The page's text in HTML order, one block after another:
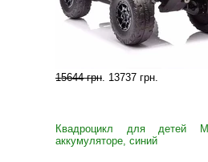
15644 грн. 13737 грн.
Квадроцикл для детей
аккумуляторе, синий